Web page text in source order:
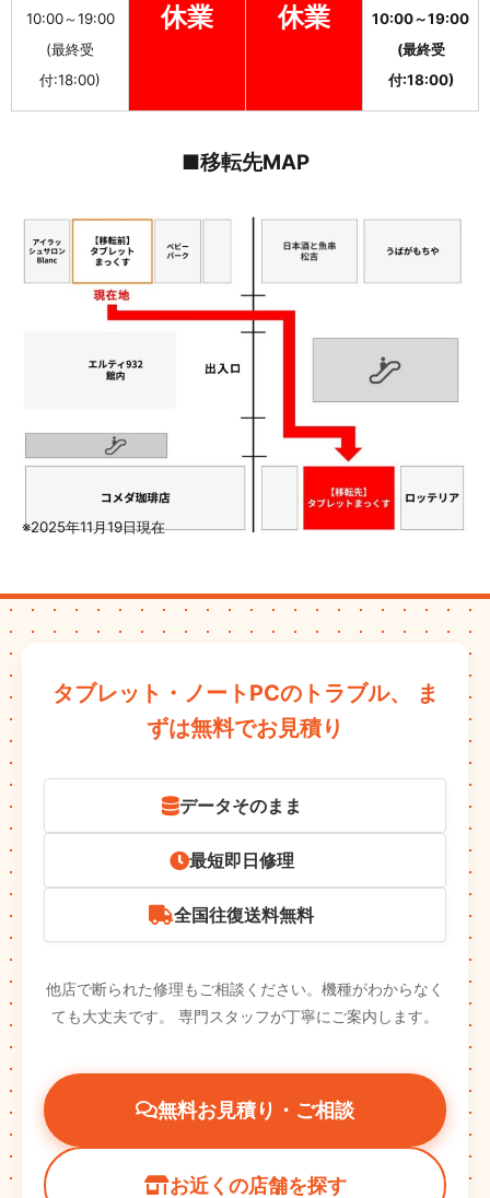
10:00～19:00
(最終受
付:18:00)
休業 休業
10:00～19:00
(最終受
付:18:00)
■移転先MAP
※2025年11月19日現在
タブレット・ノートPCのトラブル、
ま
ずは無料でお見積り
データそのまま
最短即日修理
全国往復送料無料
他店で断られた修理もご相談ください。機種がわからなく
ても大丈夫です。
専門スタッフが丁寧にご案内します。
無料お見積り・ご相談
お近くの店舗を探す